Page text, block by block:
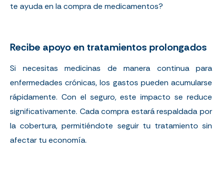
te ayuda en la compra de medicamentos?
Recibe apoyo en tratamientos prolongados
Si necesitas medicinas de manera continua para
enfermedades crónicas, los gastos pueden acumularse
rápidamente. Con el seguro, este impacto se reduce
significativamente. Cada compra estará respaldada por
la cobertura, permitiéndote seguir tu tratamiento sin
afectar tu economía.